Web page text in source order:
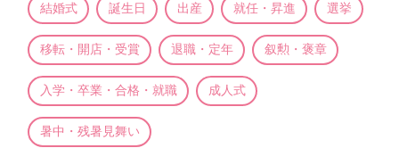
結婚式 誕生日 出産 就任・昇進 選挙
移転・開店・受賞 退職・定年 叙勲・褒章
入学・卒業・合格・就職 成人式
暑中・残暑見舞い